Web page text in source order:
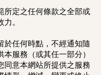
所定之任何條款之全部或
。
於任何時點，不經通知隨
服務（或其任一部分）
同意本網站所提供之服務